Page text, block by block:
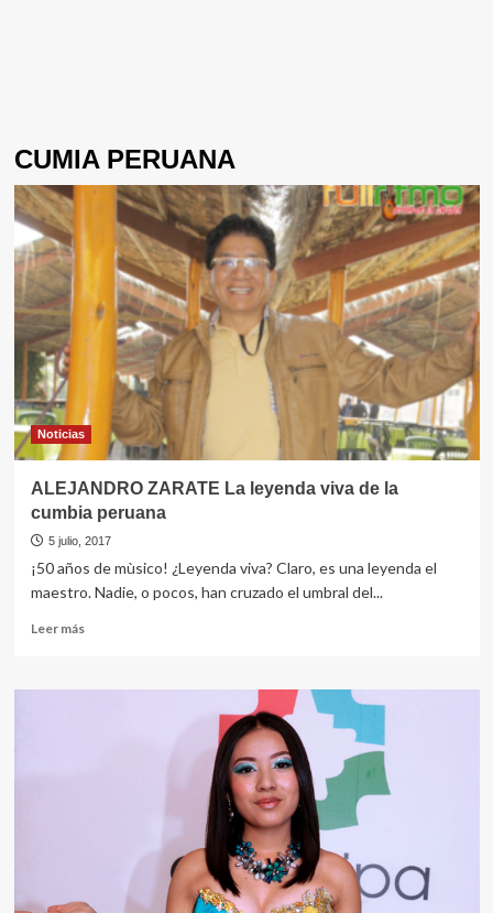
CUMIA PERUANA
Noticias
ALEJANDRO ZARATE La leyenda viva de la
cumbia peruana
5 julio, 2017
¡50 años de mùsico! ¿Leyenda viva? Claro, es una leyenda el
maestro. Nadie, o pocos, han cruzado el umbral del...
Leer másLeer
ALEJANDRO